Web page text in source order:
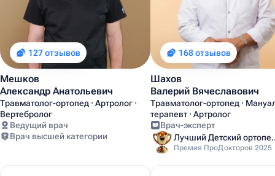
127 отзывов
Мешков
Александр Анатольевич
Травматолог-ортопед · Артролог ·
Вертебролог
Ведущий врач
Врач высшей категории
168 отзывов
Шахов
Валерий Вячеславович
Травматолог-ортопед ·
терапевт · Артролог
Врач-эксперт
Лучший
Премия ПроДокторов 2025